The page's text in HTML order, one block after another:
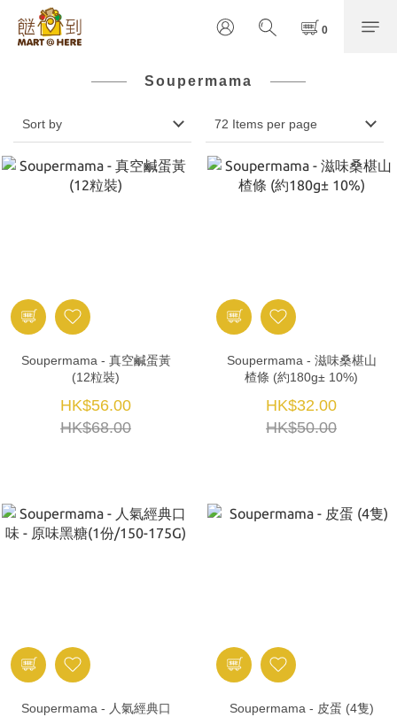
Soupermama
Sort by 72 Items per page
Soupermama - 真空鹹蛋黃
(12粒裝)
HK$56.00
HK$68.00
Soupermama - 滋味桑椹山
楂條 (約180g± 10%)
HK$32.00
HK$50.00
Soupermama - 人氣經典口
Soupermama - 皮蛋 (4隻)